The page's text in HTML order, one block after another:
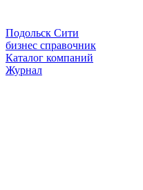
Подольск Сити
бизнес справочник
Каталог компаний
Журнал